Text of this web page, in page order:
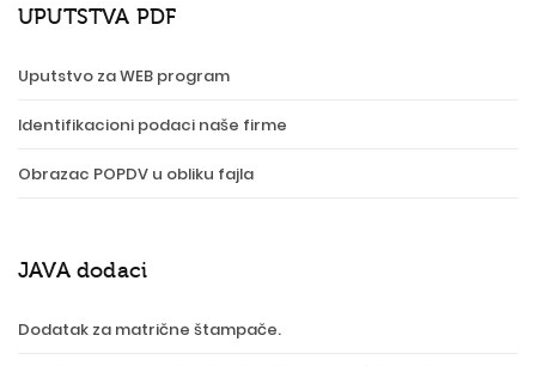
UPUTSTVA PDF
Uputstvo za WEB program
Identifikacioni podaci naše firme
Obrazac POPDV u obliku fajla
JAVA dodaci
Dodatak za matrične štampače.